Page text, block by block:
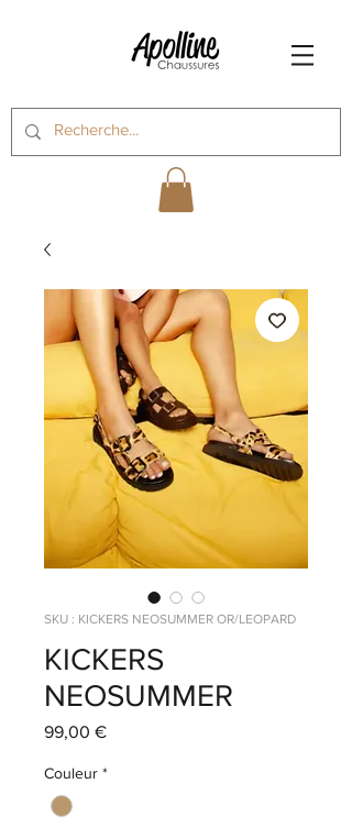
SKU : KICKERS NEOSUMMER OR/LEOPARD
KICKERS
NEOSUMMER
99,00 €Prix
Couleur *